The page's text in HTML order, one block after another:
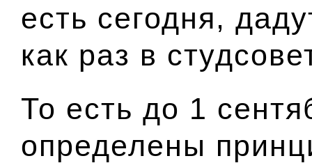
есть сегодня,
как раз в
То есть до 1
определены